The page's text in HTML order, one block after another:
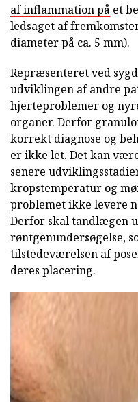
af inflammation på et
ledsaget af
diameter på ca. 5 mm).
Repræsenteret ved
udviklingen af andre
hjerteproblemer og
organer. Derfor
korrekt diagnose og
er ikke let. Det kan
senere
kropstemperatur og
problemet ikke levere
Derfor skal tandlægen
røntgenundersøgelse,
tilstedeværelsen af
deres placering.